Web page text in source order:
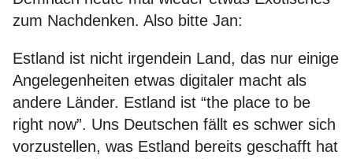
zum Nachdenken. Also bitte Jan:
Estland ist nicht irgendein Land, das nur einige
Angelegenheiten etwas digitaler macht als
andere Länder. Estland ist “the place to be
right now”. Uns Deutschen fällt es schwer sich
vorzustellen, was Estland bereits geschafft hat